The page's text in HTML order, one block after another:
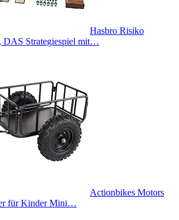
Hasbro Risiko
DAS Strategiespiel mit…
Actionbikes Motors
für Kinder Mini…